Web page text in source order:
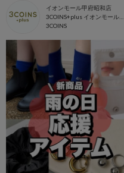
イオンモール甲府昭和店
3COINS+plus イオンモール甲府昭和店
3COINS